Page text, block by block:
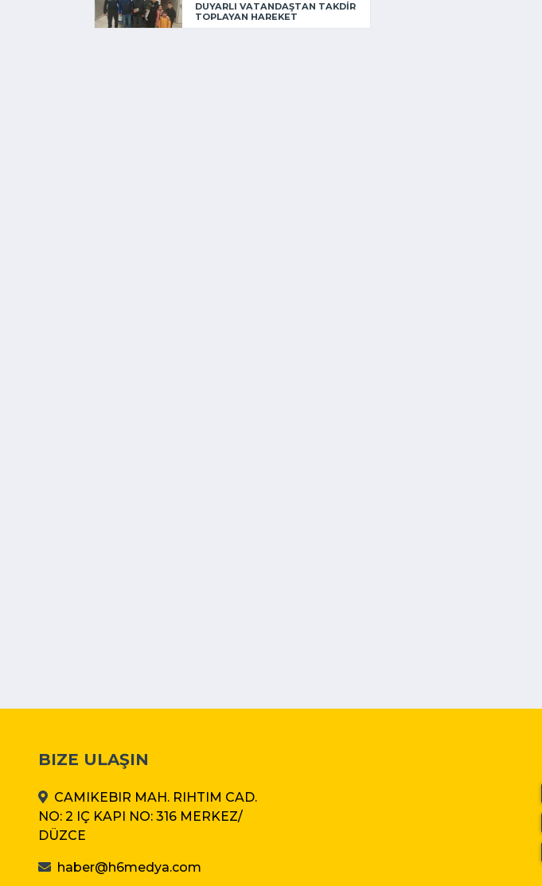
DUYARLI VATANDAŞTAN TAKDİR
TOPLAYAN HAREKET
BIZE ULAŞIN
CAMIKEBIR MAH. RIHTIM CAD.
NO: 2 IÇ KAPI NO: 316 MERKEZ/
DÜZCE
haber@h6medya.com